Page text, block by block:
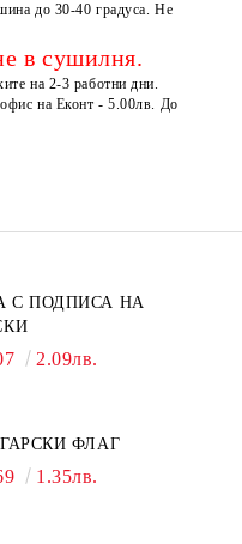
до 30-40 градуса. Не
в сушилня.
на 2-3 работни дни.
на Еконт - 5.00лв. До
С ПОДПИСА НА
2.09лв.
ФЛАГ
1.35лв.